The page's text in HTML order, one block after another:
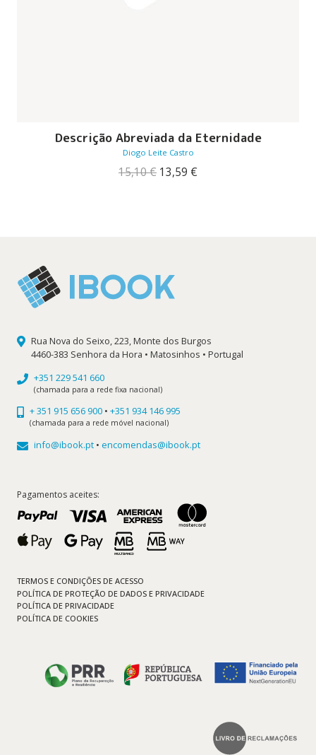
Descrição Abreviada da Eternidade
Diogo Leite Castro
15,10€ O
13,59 €
Rua Nova do Seixo, 223, Monte dos Burgos
4460-383 Senhora da Hora • Matosinhos • Portugal
+351 229 541 660
(chamada para a rede fixa nacional)
+ 351 915 656 900 • +351 934 146 995
(chamada para a rede móvel nacional)
info@ibook.pt • encomendas@ibook.pt
Pagamentos aceites:
TERMOS E CONDIÇÕES DE ACESSO
POLÍTICA DE PROTEÇÃO DE DADOS E PRIVACIDADE
POLÍTICA DE PRIVACIDADE
POLÍTICA DE COOKIES